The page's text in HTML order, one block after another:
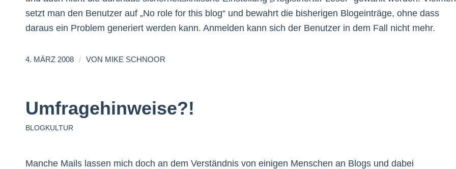
setzt man den Benutzer auf „No role for this blog“ und bewahrt die bisherigen Blogeinträge, ohne dass
daraus ein Problem generiert werden kann. Anmelden kann sich der Benutzer in dem Fall nicht mehr.
4. MÄRZ 2008 / VON MIKE SCHNOOR
Umfragehinweise?!
BLOGKULTUR
Manche Mails lassen mich doch an dem Verständnis von einigen Menschen an Blogs und dabei